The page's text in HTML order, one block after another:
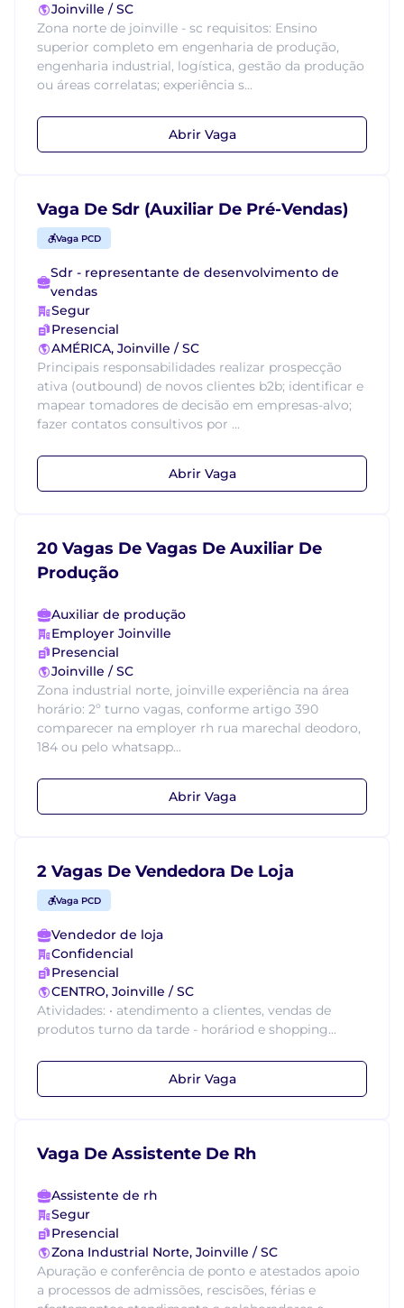
Joinville / SC
Zona norte de joinville - sc requisitos: Ensino
superior completo em engenharia de produção,
engenharia industrial, logística, gestão da produção
ou áreas correlatas; experiência s...
Abrir Vaga
Vaga De Sdr (Auxiliar De Pré-Vendas)
Vaga PCD
Sdr - representante de desenvolvimento de
vendas
Segur
Presencial
AMÉRICA, Joinville / SC
Principais responsabilidades realizar prospecção
ativa (outbound) de novos clientes b2b; identificar e
mapear tomadores de decisão em empresas-alvo;
fazer contatos consultivos por ...
Abrir Vaga
20 Vagas De Vagas De Auxiliar De
Produção
Auxiliar de produção
Employer Joinville
Presencial
Joinville / SC
Zona industrial norte, joinville experiência na área
horário: 2º turno vagas, conforme artigo 390
comparecer na employer rh rua marechal deodoro,
184 ou pelo whatsapp...
Abrir Vaga
2 Vagas De Vendedora De Loja
Vaga PCD
Vendedor de loja
Confidencial
Presencial
CENTRO, Joinville / SC
Atividades: • atendimento a clientes, vendas de
produtos turno da tarde - horáriod e shopping...
Abrir Vaga
Vaga De Assistente De Rh
Assistente de rh
Segur
Presencial
Zona Industrial Norte, Joinville / SC
Apuração e conferência de ponto e atestados apoio
a processos de admissões, rescisões, férias e